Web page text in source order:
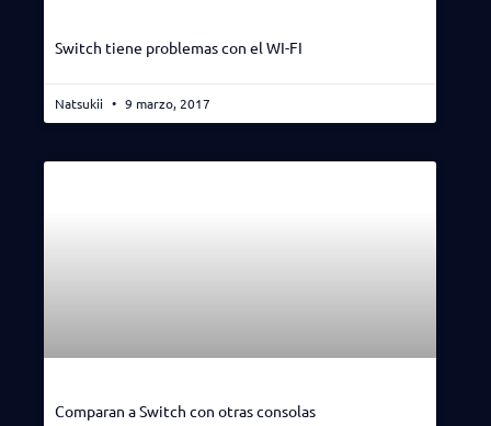
Switch tiene problemas con el WI-FI
Natsukii 9 marzo, 2017
Comparan a Switch con otras consolas